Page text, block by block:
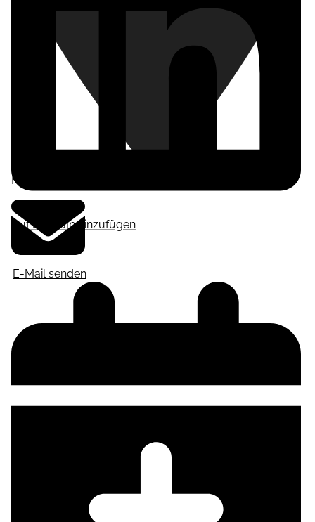
Auf LinkedIn hinzufügen
Frankfurt am Main
E-Mail senden